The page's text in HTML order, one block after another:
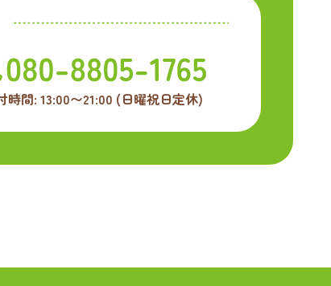
時間: 13:00〜21:00 (日曜祝日定休)